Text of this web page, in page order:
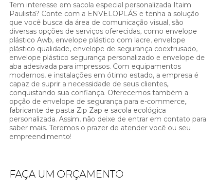
Tem interesse em sacola especial personalizada Itaim
Paulista? Conte com a ENVELOPLÁS e tenha a solução
que você busca da área de comunicação visual, são
diversas opções de serviços oferecidas, como envelope
plástico Awb, envelope plástico com lacre, envelope
plástico qualidade, envelope de segurança coextrusado,
envelope plástico segurança personalizado e envelope de
aba adesivada para impressos. Com equipamentos
modernos, e instalações em ótimo estado, a empresa é
capaz de suprir a necessidade de seus clientes,
conquistando sua confiança. Oferecemos também a
opção de envelope de segurança para e-commerce,
fabricante de pasta Zip Zap e sacola ecológica
personalizada. Assim, não deixe de entrar em contato para
saber mais. Teremos o prazer de atender você ou seu
empreendimento!
FAÇA UM ORÇAMENTO